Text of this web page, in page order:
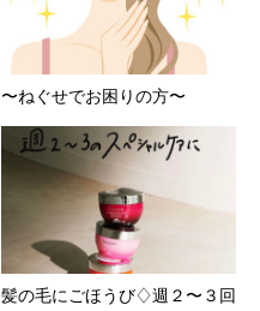
〜ねぐせでお困りの方〜
髪の毛にごほうび♢週２〜３回